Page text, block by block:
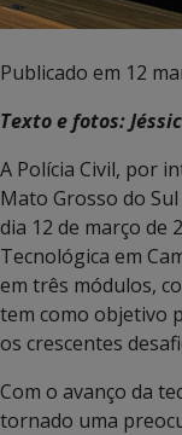
Publicado em 12
Texto e fotos:
A Polícia Civil, por
Mato Grosso do
dia 12 de março de
Tecnológica em
em três módulos,
tem como objetivo
os crescentes
Com o avanço da
tornado uma